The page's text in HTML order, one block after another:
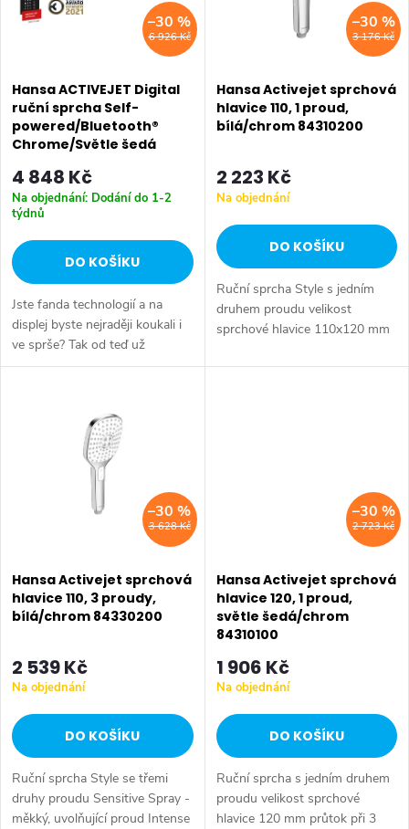
p
r
o
d
u
k
t
ů
i
p
r
o
d
u
k
t
6 926 Kč
–30 %
Hansa ACTIVEJET Digital
ruční sprcha Self-
powered/Bluetooth®
Chrome/Světle šedá
4 848 Kč
Na objednání: Dodání do 1-2
týdnů
DO KOŠÍKU
Jste fanda technologií a na
displej byste nejraději koukali i
ve sprše? Tak od teď už
můžete. Ruční sprcha s
3 176 Kč
–30 %
Hansa Activejet sprchová
hlavice 110, 1 proud,
bílá/chrom 84310200
2 223 Kč
Na objednání
DO KOŠÍKU
Ruční sprcha Style s jedním
druhem proudu velikost
sprchové hlavice 110x120 mm
odstranění vodního kamene
3 628 Kč
–30 %
Hansa Activejet sprchová
hlavice 110, 3 proudy,
bílá/chrom 84330200
2 539 Kč
Na objednání
DO KOŠÍKU
Ruční sprcha Style se třemi
druhy proudu Sensitive Spray -
měkký, uvolňující proud Intense
2 723 Kč
–30 %
Hansa Activejet sprchová
hlavice 120, 1 proud,
světle šedá/chrom
84310100
1 906 Kč
Na objednání
DO KOŠÍKU
Ruční sprcha s jedním druhem
proudu velikost sprchové
hlavice 120 mm průtok při 3